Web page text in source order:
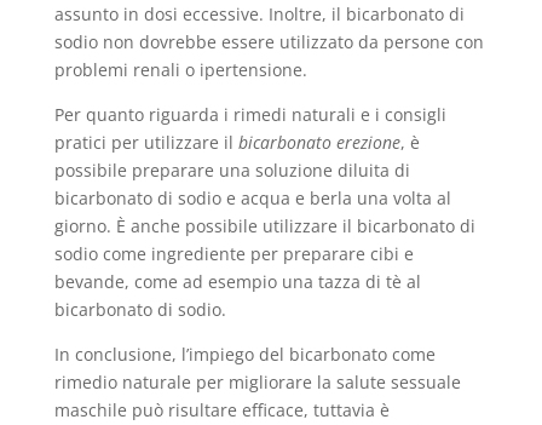
assunto in dosi eccessive. Inoltre, il bicarbonato di
sodio non dovrebbe essere utilizzato da persone con
problemi renali o ipertensione.
Per quanto riguarda i rimedi naturali e i consigli
pratici per utilizzare il bicarbonato erezione, è
possibile preparare una soluzione diluita di
bicarbonato di sodio e acqua e berla una volta al
giorno. È anche possibile utilizzare il bicarbonato di
sodio come ingrediente per preparare cibi e
bevande, come ad esempio una tazza di tè al
bicarbonato di sodio.
In conclusione, l’impiego del bicarbonato come
rimedio naturale per migliorare la salute sessuale
maschile può risultare efficace, tuttavia è